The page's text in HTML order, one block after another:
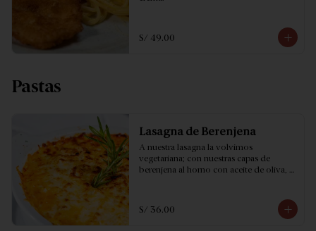
S/ 49.00
Pastas
Lasagna de Berenjena
A nuestra lasagna la volvimos
vegetariana; con nuestras capas de
berenjena al horno con aceite de oliva,
S/ 36.00